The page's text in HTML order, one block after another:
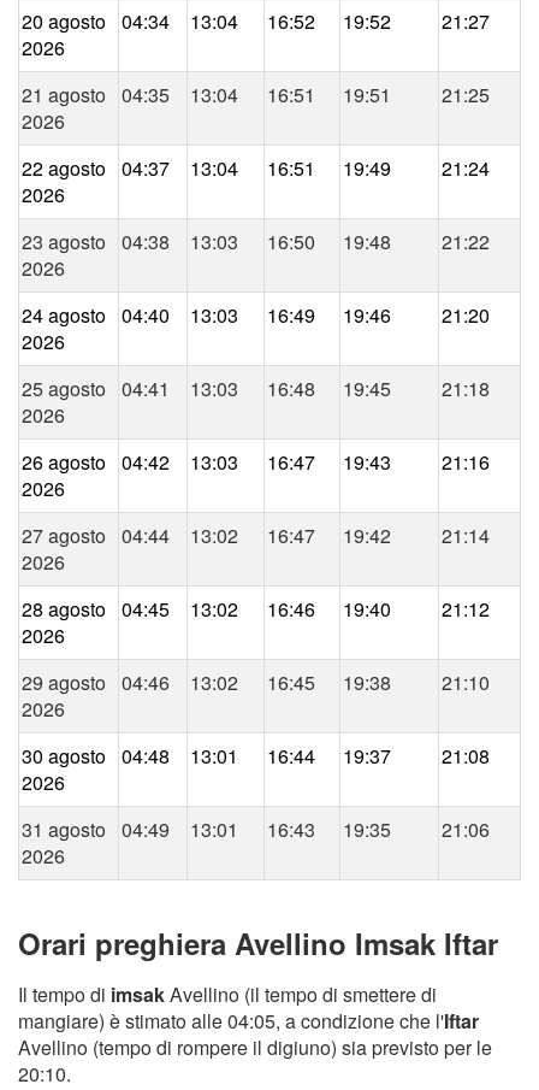
20 agosto
2026
04:34 13:04 16:52 19:52 21:27
21 agosto
2026
04:35 13:04 16:51 19:51 21:25
22 agosto
2026
04:37 13:04 16:51 19:49 21:24
23 agosto
2026
04:38 13:03 16:50 19:48 21:22
24 agosto
2026
04:40 13:03 16:49 19:46 21:20
25 agosto
2026
04:41 13:03 16:48 19:45 21:18
26 agosto
2026
04:42 13:03 16:47 19:43 21:16
27 agosto
2026
04:44 13:02 16:47 19:42 21:14
28 agosto
2026
04:45 13:02 16:46 19:40 21:12
29 agosto
2026
04:46 13:02 16:45 19:38 21:10
30 agosto
2026
04:48 13:01 16:44 19:37 21:08
31 agosto
2026
04:49 13:01 16:43 19:35 21:06
Orari preghiera Avellino Imsak Iftar
Il tempo di imsakAvellino (il tempo di smettere di
mangiare) è stimato alle 04:05, a condizione che l'Iftar
Avellino (tempo di rompere il digiuno) sia previsto per le
20:10.